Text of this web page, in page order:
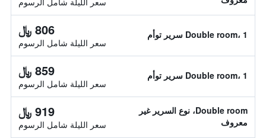
Double room، 1 سرير توأم 806 ﷼
سعر الليلة شامل الرسوم
Double room، 1 سرير توأم 859 ﷼
سعر الليلة شامل الرسوم
Double room، نوع السرير غير
معروف
919 ﷼
سعر الليلة شامل الرسوم